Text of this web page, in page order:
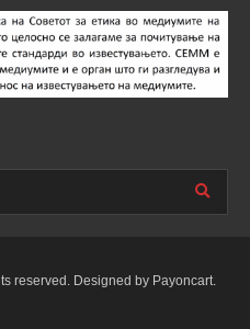
reserved. Designed by Payoncart.